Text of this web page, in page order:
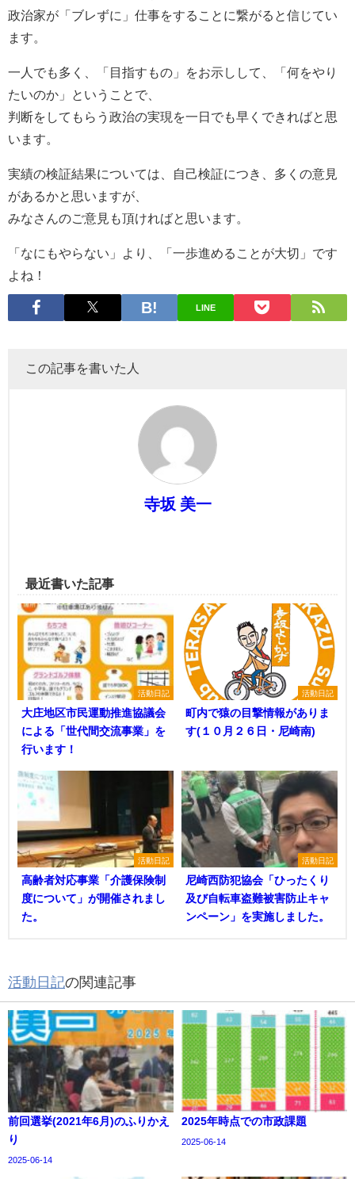
政治家が「ブレずに」仕事をすることに繋がると信じてい
ます。
一人でも多く、「目指すもの」をお示しして、「何をやり
たいのか」ということで、
判断をしてもらう政治の実現を一日でも早くできればと思
います。
実績の検証結果については、自己検証につき、多くの意見
があるかと思いますが、
みなさんのご意見も頂ければと思います。
「なにもやらない」より、「一歩進めることが大切」です
よね！
LINE
この記事を書いた人
寺坂 美一
最近書いた記事
活動日記
大庄地区市民運動推進協議会
による「世代間交流事業」を
行います！
活動日記
町内で猿の目撃情報がありま
す(１０月２６日・尼崎南)
活動日記
高齢者対応事業「介護保険制
度について」が開催されまし
た。
活動日記
尼崎西防犯協会「ひったくり
及び自転車盗難被害防止キャ
ンペーン」を実施しました。
活動日記の関連記事
前回選挙(2021年6月)のふりかえ
り
2025-06-14
2025年時点での市政課題
2025-06-14